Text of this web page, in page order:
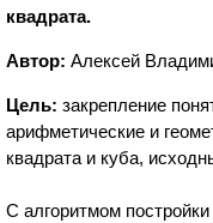
квадрата.
Автор: Алексей
Цель: закрепление
арифметические и
квадрата и куба,
С алгоритмом